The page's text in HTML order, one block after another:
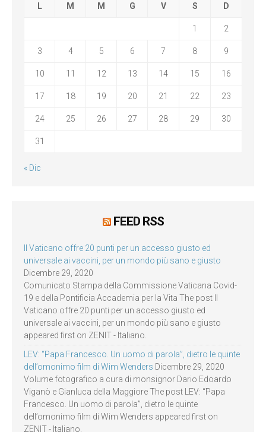
L M M G V S D
1 2
3 4 5 6 7 8 9
10 11 12 13 14 15 16
17 18 19 20 21 22 23
24 25 26 27 28 29 30
31
« Dic
FEED RSS
Il Vaticano offre 20 punti per un accesso giusto ed
universale ai vaccini, per un mondo più sano e giusto
Dicembre 29, 2020
Comunicato Stampa della Commissione Vaticana Covid-
19 e della Pontificia Accademia per la Vita The post Il
Vaticano offre 20 punti per un accesso giusto ed
universale ai vaccini, per un mondo più sano e giusto
appeared first on ZENIT - Italiano.
LEV: “Papa Francesco. Un uomo di parola”, dietro le quinte
dell’omonimo film di Wim Wenders Dicembre 29, 2020
Volume fotografico a cura di monsignor Dario Edoardo
Viganò e Gianluca della Maggiore The post LEV: “Papa
Francesco. Un uomo di parola”, dietro le quinte
dell’omonimo film di Wim Wenders appeared first on
ZENIT - Italiano.